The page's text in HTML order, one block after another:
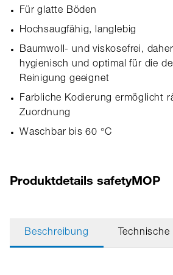
Für glatte Böden
Hochsaugfähig, langlebig
Baumwoll- und viskosefrei,
hygienisch und optimal für die
Reinigung geeignet
Farbliche Kodierung ermöglicht
Zuordnung
Waschbar bis 60 °C
Produktdetails safetyMOP
Beschreibung Technische